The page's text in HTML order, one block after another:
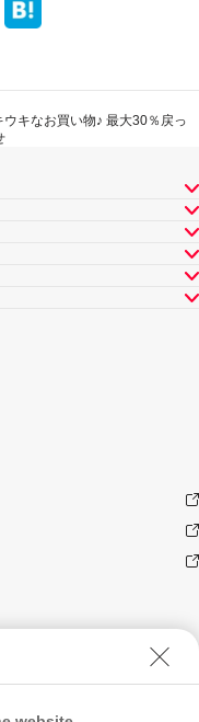
キなお買い物♪ 最大30％戻っ